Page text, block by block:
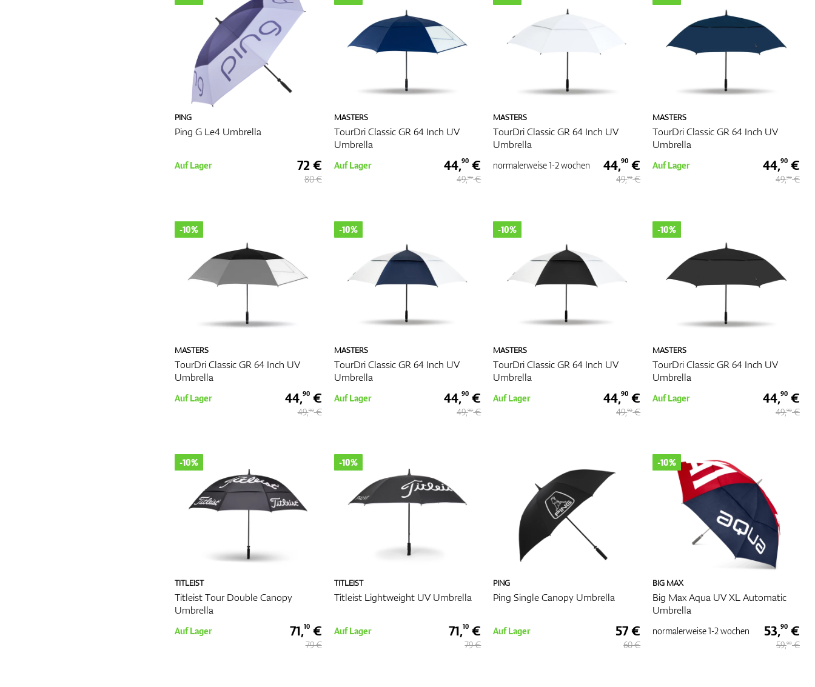
Der Golfregenschirm ist ein unverzichtbares Zubehör für jeden Golfer, der auf schlechtes Wetter während
seines Spiels vorbereitet sein möchte. Neben dem Schutz vor Regen und Sonne sorgt er auch für Komfort
und Konzentration, was zu einer besseren Leistung führt. Achten Sie bei der Auswahl eines Regenschirms
auf seine Langlebigkeit, Größe, den Komfort und die Praktikabilität, um den bestmöglichen Schutz und
Komfort auf dem Golfplatz zu gewährleisten.
Mehr
PING
Ping G Le4 Umbrella
Auf Lager 72 €
80 €
MASTERS
TourDri Classic GR 64 Inch UV
Umbrella
Auf Lager 44,90 €
49,90€
MASTERS
TourDri Classic GR 64 Inch UV
Umbrella
normalerweise1-2 wochen 44,90 €
49,90€
MASTERS
TourDri Classic GR 64 Inch UV
Umbrella
Auf Lager 44,90€
49,90€
MASTERS
TourDri Classic GR 64 Inch UV
Umbrella
-10%
Auf Lager 44,90€
49,90€
MASTERS
TourDri Classic GR 64 Inch UV
Umbrella
-10%
Auf Lager 44,90 €
49,90€
MASTERS
TourDri Classic GR 64 Inch UV
Umbrella
-10%
Auf Lager 44,90 €
49,90€
MASTERS
TourDri Classic GR 64 Inch UV
Umbrella
-10%
Auf Lager 44,90€
49,90€
TITLEIST
Titleist Tour Double Canopy
Umbrella
-10%
Auf Lager 71,10€
79 €
TITLEIST
Titleist Lightweight UV Umbrella
-10%
Auf Lager 71,10 €
79 €
PING
Ping Single Canopy Umbrella
Auf Lager 57 €
60 €
BIG MAX
Big Max Aqua UV XL Automatic
Umbrella
-10%
normalerweise1-2 wochen 53,90€
59,90€